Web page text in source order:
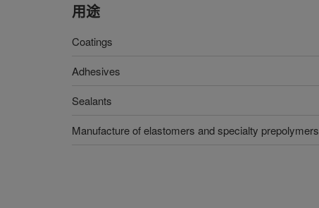
用途
Coatings
Adhesives
Sealants
Manufacture of elastomers and specialty prepolymers